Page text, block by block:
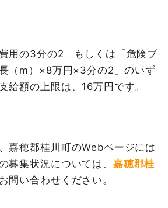
用の3分の2」もしくは「危険ブ
（m）×8万円×3分の2」のいず
給額の上限は、16万円です。
嘉穂郡桂川町のWebページには
募集状況については、 嘉穂郡桂
問い合わせください。